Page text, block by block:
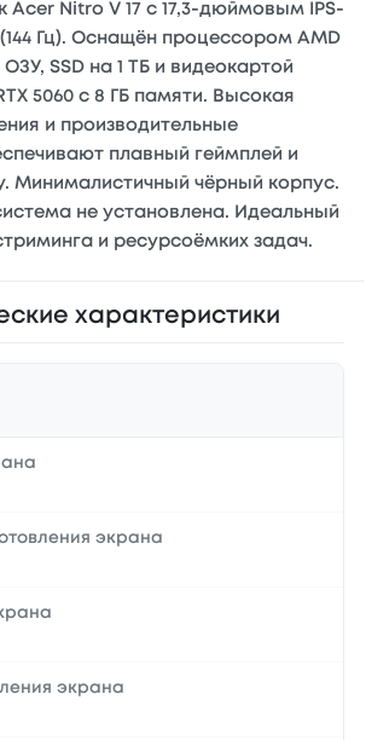
Acer Nitro V 17 с 17,3-дюймовым IPS-
Гц). Оснащён процессором AMD
ОЗУ, SSD на 1 ТБ и видеокартой
5060 с 8 ГБ памяти. Высокая
и производительные
плавный геймплей и
Минималистичный чёрный корпус.
не установлена. Идеальный
и ресурсоёмких задач.
характеристики
экрана
экрана